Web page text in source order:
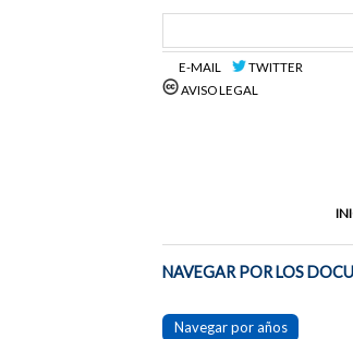
E-MAIL
TWITTER
AVISO LEGAL
NAVEGAR POR LOS
Navegar por años